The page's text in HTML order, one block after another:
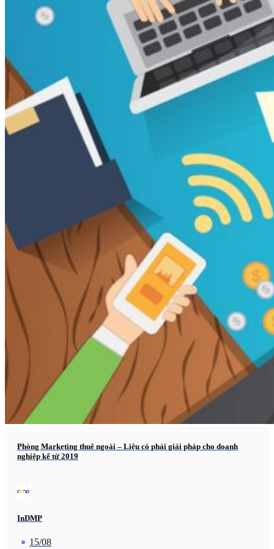
Phòng Marketing thuê ngoài – Liệu có phải giải pháp cho doanh
nghiệp kể từ 2019
InDMP
15/08